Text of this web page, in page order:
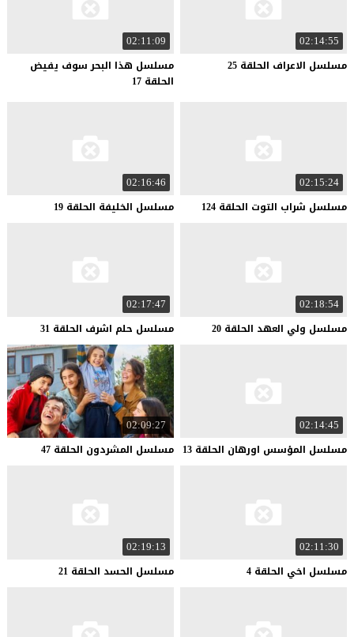
02:14:55
مسلسل الاعراف الحلقة 25
02:11:09
مسلسل هذا البحر سوف يفيض
الحلقة 17
02:15:24
مسلسل شراب التوت الحلقة 124
02:16:46
مسلسل الخليفة الحلقة 19
02:18:54
مسلسل ولي العهد الحلقة 20
02:17:47
مسلسل حلم اشرف الحلقة 31
02:14:45
مسلسل المؤسس اورهان الحلقة 13
02:09:27
مسلسل المشردون الحلقة 47
02:11:30
مسلسل اخي الحلقة 4
02:19:13
مسلسل الحسد الحلقة 21